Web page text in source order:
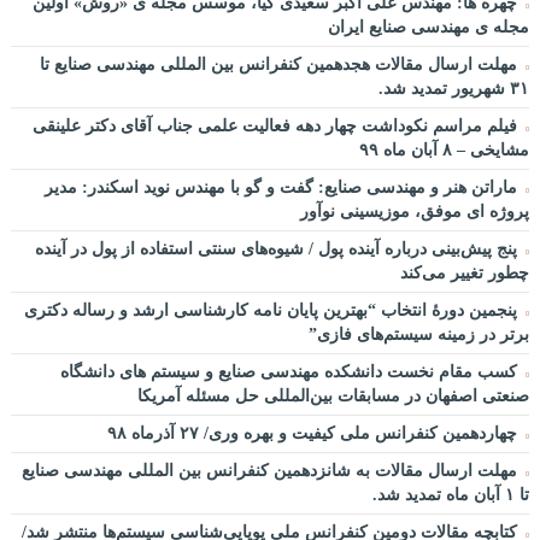
سخنرانی دکتر دیواندری در خصوص آینده صنعت بانکداری / کنفرانس
سخنرانی دکتر علیرضا فیض بخش با عنوان آینده پژوهی نظام بانکداری
مجله ی مهندسی صنایع ایران
مهلت ارسال مقالات هجدهمین کنفرانس بین المللی مهندسی صنایع تا
۳۱ شهریور تمدید شد.
فیلم مراسم نکوداشت چهار دهه فعالیت علمی جناب آقای دکتر علینقی
مشایخی – ۸ آبان ماه ۹۹
ماراتن هنر و مهندسی صنایع: گفت و گو با مهندس نوید اسکندر: مدیر
پروژه ای موفق، موزیسینی نوآور
پنج پیش‌بینی درباره آینده پول / شیوه‌های سنتی استفاده از پول در آینده
چطور تغییر می‌کند
پنجمین دورۀ انتخاب “بهترین پایان ­نامه کارشناسی­ ارشد و رساله دکتری
برتر در زمینه سیستم‌های فازی”
کسب مقام نخست دانشکده مهندسی صنایع و سیستم های دانشگاه
صنعتی اصفهان در مسابقات بین‌المللی حل مسئله آمریکا
چهاردهمین کنفرانس ملی کیفیت و بهره وری/ ۲۷ آذرماه ۹۸
مهلت ارسال مقالات به شانزدهمین کنفرانس بین المللی مهندسی صنایع
تا ۱ آبان ماه تمدید شد.
کتابچه مقالات دومین کنفرانس ملی پویایی‌شناسی سیستم‌ها منتشر شد/